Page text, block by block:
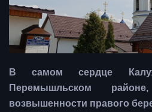
В самом сердце
Перемышльском
возвышенности правого